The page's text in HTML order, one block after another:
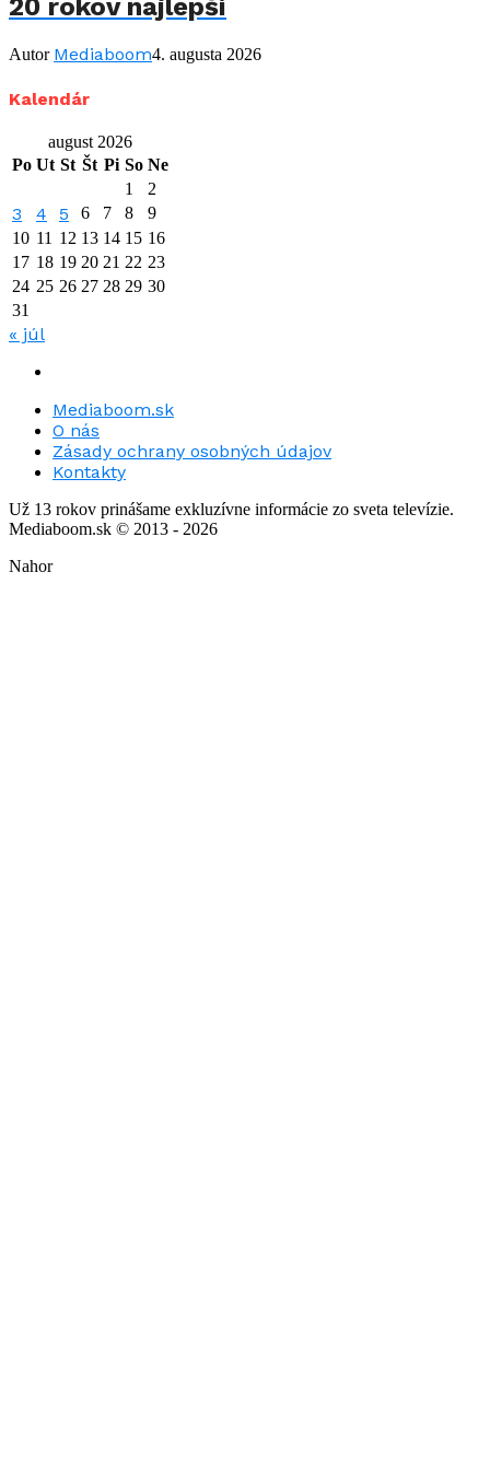
20 rokov najlepší
Autor Mediaboom4. augusta 2026
Kalendár
august 2026
Po Ut St Št Pi So Ne
1
2
3 4 5 6 7 8
9
10 11 12 13 14 15 16
17 18 19 20 21 22 23
24 25 26 27 28 29 30
31
« júl
Mediaboom.sk
O nás
Zásady ochrany osobných údajov
Kontakty
Už 13 rokov prinášame exkluzívne informácie zo sveta televízie.
Mediaboom.sk © 2013 - 2026
Nahor